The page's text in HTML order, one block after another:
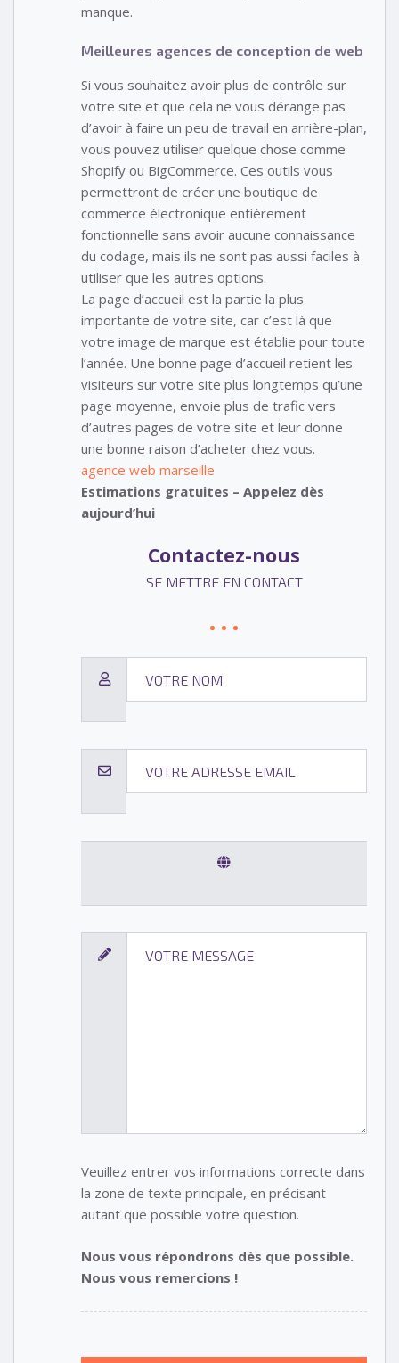
manque.
Meilleures agences de conception de web
Si vous souhaitez avoir plus de contrôle sur
votre site et que cela ne vous dérange pas
d’avoir à faire un peu de travail en arrière-plan,
vous pouvez utiliser quelque chose comme
Shopify ou BigCommerce. Ces outils vous
permettront de créer une boutique de
commerce électronique entièrement
fonctionnelle sans avoir aucune connaissance
du codage, mais ils ne sont pas aussi faciles à
utiliser que les autres options.
La page d’accueil est la partie la plus
importante de votre site, car c’est là que
votre image de marque est établie pour toute
l’année. Une bonne page d’accueil retient les
visiteurs sur votre site plus longtemps qu’une
page moyenne, envoie plus de trafic vers
d’autres pages de votre site et leur donne
une bonne raison d’acheter chez vous.
agence web marseille
Estimations gratuites – Appelez dès
aujourd’hui
Contactez-nous
SE METTRE EN CONTACT
Veuillez entrer vos informations correcte dans
la zone de texte principale, en précisant
autant que possible votre question.
Nous vous répondrons dès que possible.
Nous vous remercions !